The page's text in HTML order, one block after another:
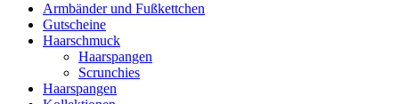
Armbänder und Fußkettchen
Gutscheine
Haarschmuck
Haarspangen
Scrunchies
Haarspangen